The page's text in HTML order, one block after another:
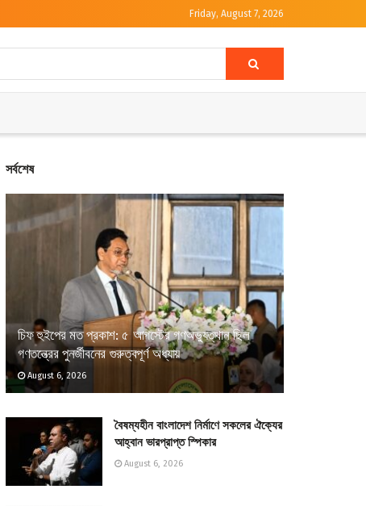
Friday, August 7, 2026
সর্বশেষ
চিফ হুইপের মত প্রকাশ: ৫ আগস্টের গণঅভ্যুত্থান ছিল
গণতন্ত্রের পুনর্জীবনের গুরুত্বপূর্ণ অধ্যায়
August 6, 2026
বৈষম্যহীন বাংলাদেশ নির্মাণে সকলের ঐক্যের
আহ্বান ভারপ্রাপ্ত স্পিকার
August 6, 2026